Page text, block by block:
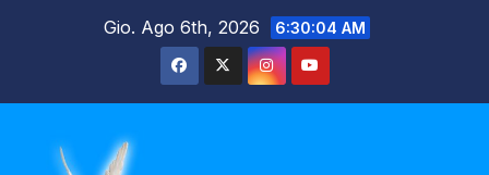
Gio. Ago 6th, 2026 6:30:04 AM